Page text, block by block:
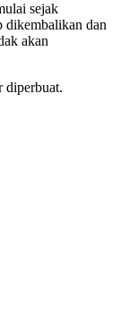
sejak
dikembalikan dan
akan
diperbuat.